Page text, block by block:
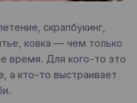
скрапбукинг,
ковка — чем только
время. Для кого-то это
а кто-то выстраивает